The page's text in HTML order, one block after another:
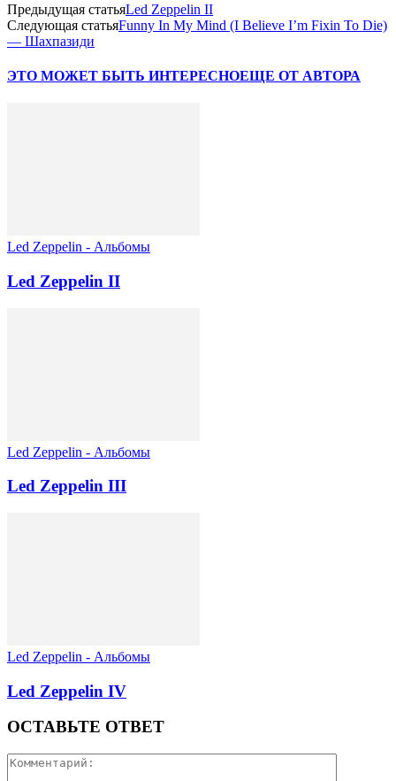
Предыдущая статьяLed Zeppelin II
Следующая статьяFunny In My Mind (I Believe I’m Fixin To Die)
— Шахпазиди
ЭТО МОЖЕТ БЫТЬ ИНТЕРЕСНОЕЩЕ ОТ АВТОРА
Led Zeppelin - Альбомы
Led Zeppelin II
Led Zeppelin - Альбомы
Led Zeppelin III
Led Zeppelin - Альбомы
Led Zeppelin IV
ОСТАВЬТЕ ОТВЕТ